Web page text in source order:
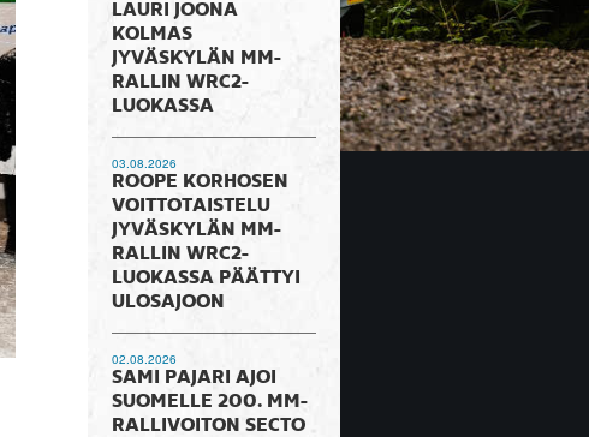
LAURI JOONA
KOLMAS
JYVÄSKYLÄN MM-
RALLIN WRC2-
LUOKASSA
03.08.2026
ROOPE KORHOSEN
VOITTOTAISTELU
JYVÄSKYLÄN MM-
RALLIN WRC2-
LUOKASSA PÄÄTTYI
ULOSAJOON
02.08.2026
SAMI PAJARI AJOI
SUOMELLE 200. MM-
RALLIVOITON SECTO